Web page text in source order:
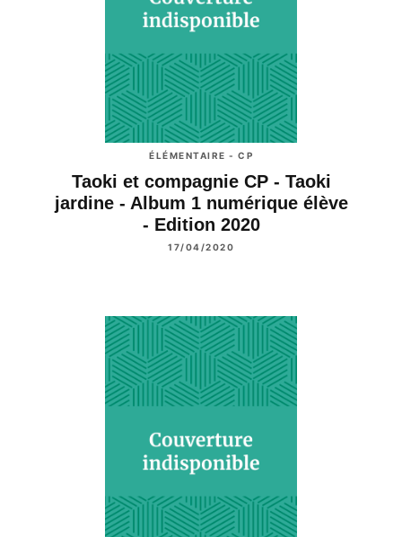
ÉLÉMENTAIRE - CP
Taoki et compagnie CP - Taoki
jardine - Album 1 numérique élève
- Edition 2020
17/04/2020